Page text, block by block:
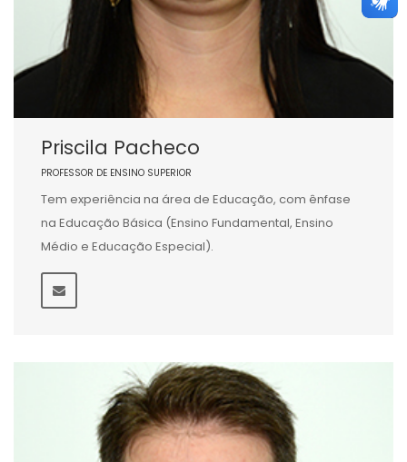
Priscila Pacheco
PROFESSOR DE ENSINO SUPERIOR
Tem experiência na área de Educação, com ênfase
na Educação Básica (Ensino Fundamental, Ensino
Médio e Educação Especial).